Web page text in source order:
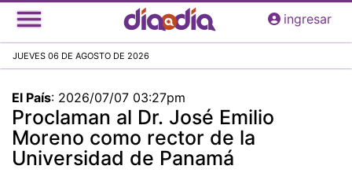
Pasar
al
principal
ingresar
JUEVES 06 DE AGOSTO DE 2026
El País: 2026/07/07 03:27pm
Proclaman al Dr. José Emilio
Moreno como rector de la
Universidad de Panamá